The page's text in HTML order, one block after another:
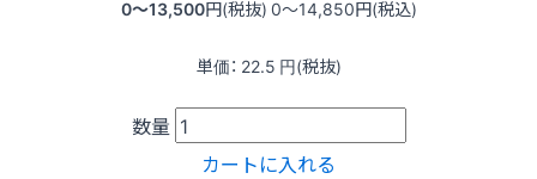
0〜13,500円(税抜) 0〜14,850円(税込)
単価： 22.5 円(税抜)
数量
カートに入れる